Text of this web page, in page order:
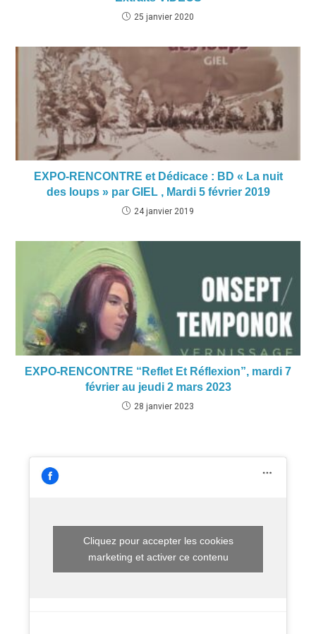
25 janvier 2020
EXPO-RENCONTRE et Dédicace : BD « La nuit
des loups » par GIEL , Mardi 5 février 2019
24 janvier 2019
EXPO-RENCONTRE “Reflet Et Réflexion”, mardi 7
février au jeudi 2 mars 2023
28 janvier 2023
Cliquez pour accepter les cookies
marketing et activer ce contenu